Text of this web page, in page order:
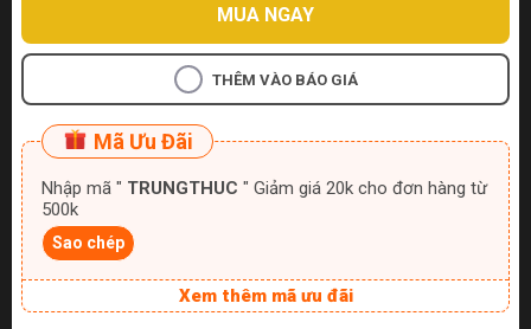
MUA NGAY
THÊM VÀO BÁO GIÁ
Mã Ưu Đãi
Nhập mã " TRUNGTHUC " Giảm giá 20k cho đơn hàng từ
500k
Sao chép
Xem thêm mã ưu đãi